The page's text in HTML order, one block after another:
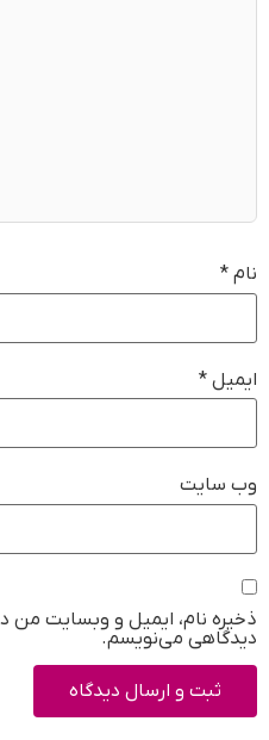
نام *
ایمیل *
وب‌ سایت
ذخیره نام، ایمیل و وبسایت من
دیدگاهی می‌نویسم.